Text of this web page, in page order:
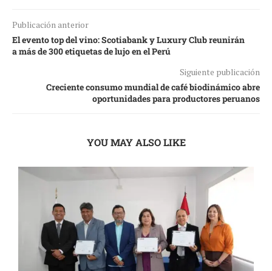
Publicación anterior
El evento top del vino: Scotiabank y Luxury Club reunirán
a más de 300 etiquetas de lujo en el Perú
Siguiente publicación
Creciente consumo mundial de café biodinámico abre
oportunidades para productores peruanos
YOU MAY ALSO LIKE